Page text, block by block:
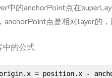
中的anchorPoint点在
anchorPoint点是相对layer的
中的公式
= position.x -